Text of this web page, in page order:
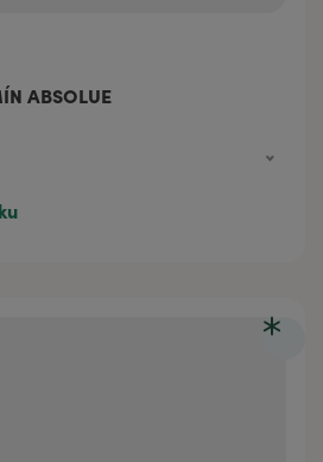
ABSOLUE